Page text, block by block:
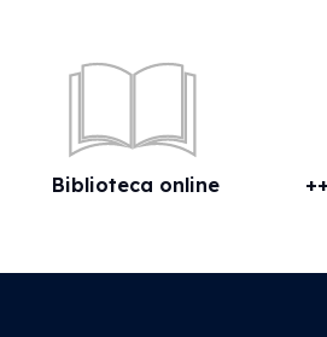
Biblioteca online